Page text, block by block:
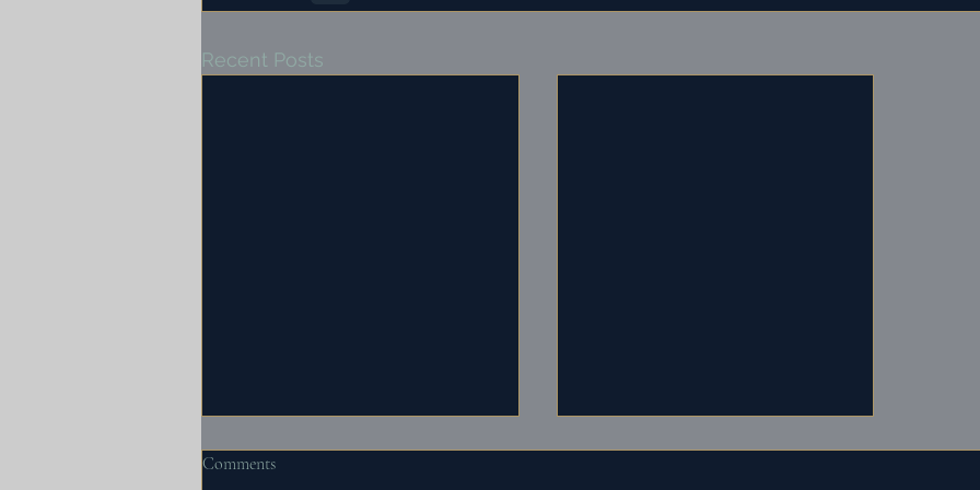
Recent Posts
Comments